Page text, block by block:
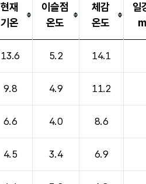
현재
기온
이슬점
온도
체감
온도
일
13.6 5.2 14.1
9.8 4.9 11.2
6.6 4.0 8.6
4.5 3.4 6.9